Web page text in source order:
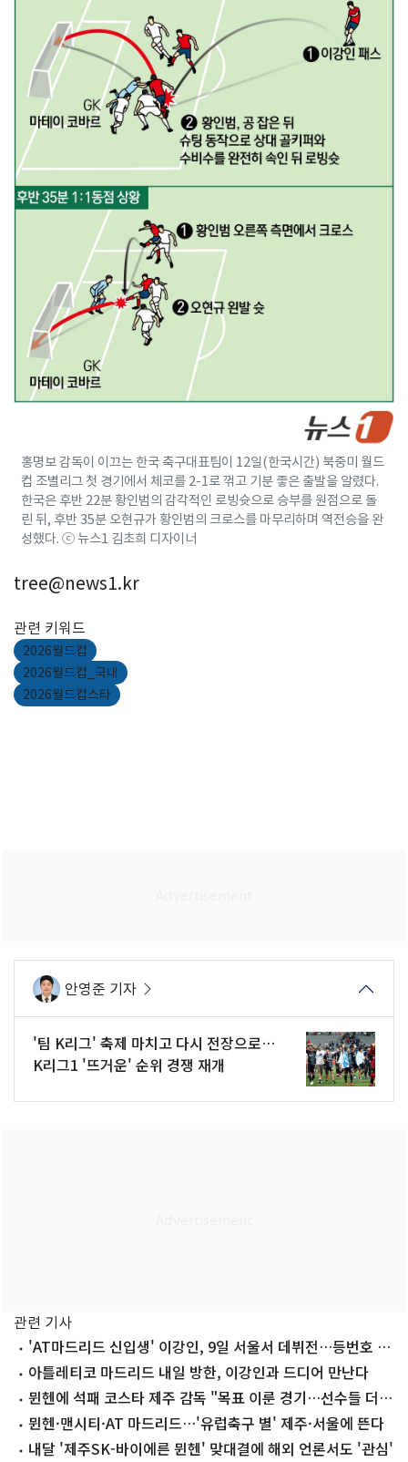
홍명보 감독이 이끄는 한국 축구대표팀이 12일(한국시간) 북중미 월드
컵 조별리그 첫 경기에서 체코를 2-1로 꺾고 기분 좋은 출발을 알렸다.
한국은 후반 22분 황인범의 감각적인 로빙슛으로 승부를 원점으로 돌
린 뒤, 후반 35분 오현규가 황인범의 크로스를 마무리하며 역전승을 완
성했다. ⓒ 뉴스1 김초희 디자이너
tree@news1.kr
관련 키워드
2026월드컵
2026월드컵_국내
2026월드컵스타
안영준 기자
'팀 K리그' 축제 마치고 다시 전장으로…
K리그1 '뜨거운' 순위 경쟁 재개
관련 기사
'AT마드리드 신입생' 이강인, 9일 서울서 데뷔전…등번호 7
번 아틀레티코 마드리드 내일 방한, 이강인과 드디어 만난다
뮌헨에 석패 코스타 제주 감독 "목표 이룬 경기…선수들 더
성장할 것"
뮌헨·맨시티·AT 마드리드…'유럽축구 별' 제주·서울에 뜬다
내달 '제주SK-바이에른 뮌헨' 맞대결에 해외 언론서도 '관심'